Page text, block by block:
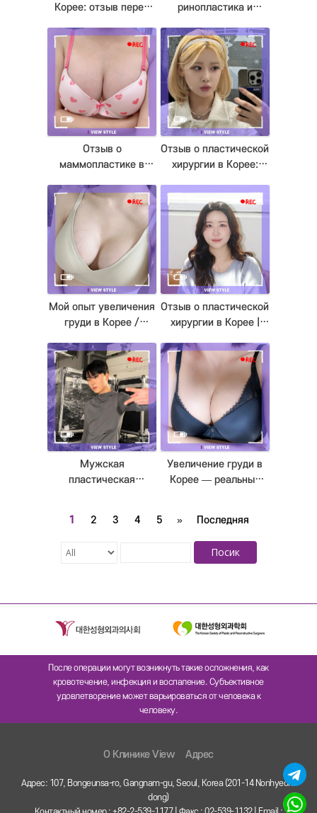
Корее: отзыв перед
ринопластика и
VIEW Plastic Surgery
Seoul
Отзыв о
маммопластике в
после операции в
View Clinic Seoul
Отзыв о пластической
хирургии в Корее:
коррекция век в
Сеуле
Мой опыт увеличения
груди в Корее /
VIEW Plastic Surgery
Отзыв о пластической
хирургии в Корее |
липофилинга
Мужская
пластическая
ринопластика | Отзыв
Увеличение груди в
Корее — реальный
1 2 3 4 5 » Последняя
Посик
После операции могут возникнуть такие осложнения, как
кровотечение, инфекция и воспаление. Субъективное
удовлетворение может варьироваться от человека к
человеку.
O Клинике View Адрес
Адрес: 107, Bongeunsa-ro, Gangnam-gu, Seoul, Korea (201-14 Nonhyeon-
dong)